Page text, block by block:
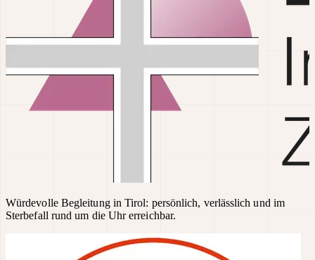
Würdevolle Begleitung in Tirol: persönlich, verlässlich und im
Sterbefall rund um die Uhr erreichbar.